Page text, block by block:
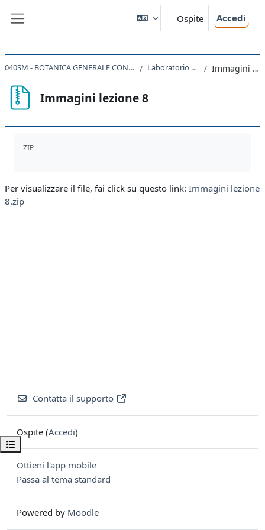
Ospite Accedi
Apri indice del corso
040SM - BOTANICA GENERALE CON LABORATORIO 2020 Laboratorio di Botanica Immagini lezione 8
Immagini lezione 8
ZIP
Per visualizzare il file, fai click su questo link: Immagini lezione
8.zip
Contatta il supporto
Ospite (Accedi)
Ottieni l'app mobile
Passa al tema standard
Powered by Moodle